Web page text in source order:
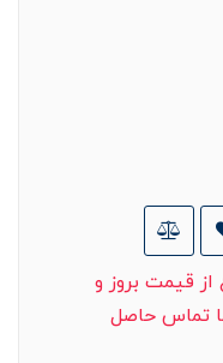
از قیمت بروز و
تماس حاصل